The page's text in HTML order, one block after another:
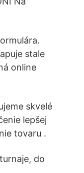
stale
online
skvelé
lepšej
tovaru .
do